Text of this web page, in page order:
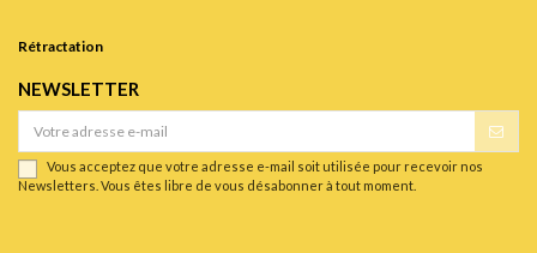
Rétractation
NEWSLETTER
Vous acceptez que votre adresse e-mail soit utilisée pour recevoir nos
Newsletters. Vous êtes libre de vous désabonner à tout moment.